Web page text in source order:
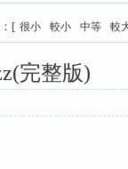
[ 很小 較小 中等 較
完整版)